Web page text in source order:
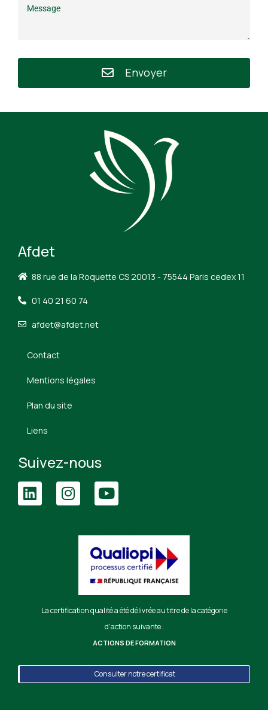
Envoyer
Afdet
88 rue de la Roquette CS 20013 - 75544 Paris cedex 11
01 40 21 60 74
afdet@afdet.net
Contact
Mentions légales
Plan du site
Liens
Suivez-nous
La certification qualité a été délivrée au titre de la catégorie
d’action suivante :
ACTIONS DE FORMATION
Consulter notre certificat